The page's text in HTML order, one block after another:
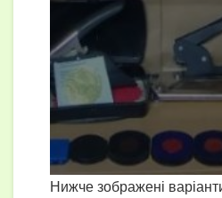
Нижче зображені